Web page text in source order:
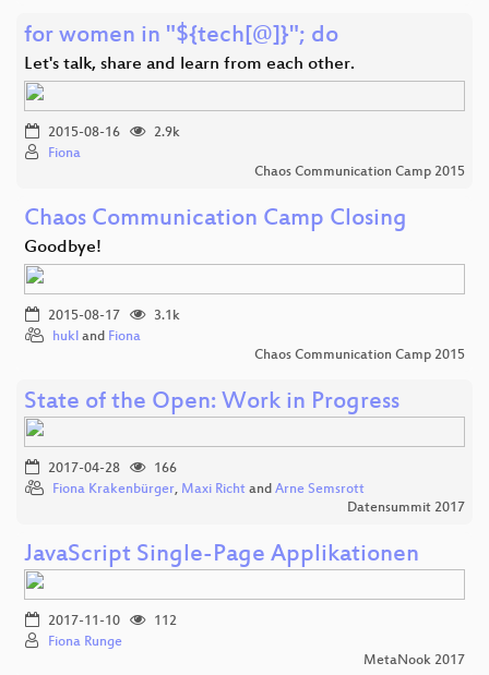
for women in "${tech[@]}"; do
Let's talk, share and learn from each other.
2015-08-16
2.9k
Fiona
Chaos Communication Camp 2015
Chaos Communication Camp Closing
Goodbye!
2015-08-17
3.1k
hukl and Fiona
Chaos Communication Camp 2015
State of the Open: Work in Progress
2017-04-28
166
Fiona Krakenbürger, Maxi Richt and Arne Semsrott
Datensummit 2017
JavaScript Single-Page Applikationen
2017-11-10
112
Fiona Runge
MetaNook 2017